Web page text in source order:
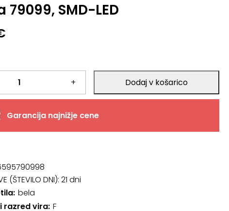
79099, SMD-LED
+ Dodaj v košarico
Garancija najnižje cene
(ŠTEVILO DNI): 21 dni
bela
razred vira F